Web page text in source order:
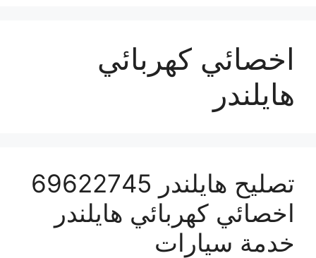
اخصائي كهربائي
هايلندر
تصليح هايلندر 69622745
اخصائي كهربائي هايلندر
خدمة سيارات